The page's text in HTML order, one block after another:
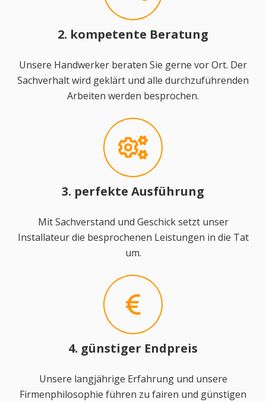
2. kompetente Beratung
Unsere Handwerker beraten Sie gerne vor Ort. Der
Sachverhalt wird geklärt und alle durchzuführenden
Arbeiten werden besprochen.
3. perfekte Ausführung
Mit Sachverstand und Geschick setzt unser
Installateur die besprochenen Leistungen in die Tat
um.
4. günstiger Endpreis
Unsere langjährige Erfahrung und unsere
Firmenphilosophie führen zu fairen und günstigen